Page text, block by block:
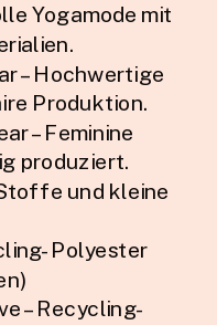
Yogamode mit
– Hochwertige
Produktion.
– Feminine
produziert.
und kleine
Polyester
– Recycling-